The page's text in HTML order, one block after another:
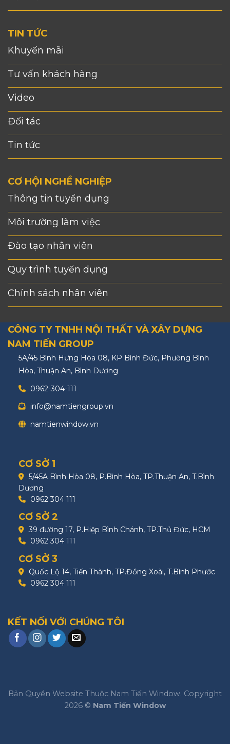
TIN TỨC
Khuyến mãi
Tư vấn khách hàng
Video
Đối tác
Tin tức
CƠ HỘI NGHỀ NGHIỆP
Thông tin tuyển dụng
Môi trường làm việc
Đào tạo nhân viên
Quy trình tuyển dụng
Chính sách nhân viên
CÔNG TY TNHH NỘI THẤT VÀ XÂY DỰNG
NAM TIẾN GROUP
5A/45 Bình Hưng Hòa 08, KP Bình Đức, Phường Bình
Hòa, Thuận An, Bình Dương
0962-304-111
info@namtiengroup.vn
namtienwindow.vn
CƠ SỞ 1
5/45A Bình Hòa 08, P.Bình Hòa, TP.Thuận An, T.Bình
Dương
0962 304 111
CƠ SỞ 2
39 đường 17, P.Hiệp Bình Chánh, TP.Thủ Đức, HCM
0962 304 111
CƠ SỞ 3
Quốc Lộ 14, Tiến Thành, TP.Đồng Xoài, T.Bình Phước
0962 304 111
KẾT NỐI VỚI CHÚNG TÔI
Bản Quyền Website Thuộc Nam Tiến Window. Copyright
2026 © Nam Tiến Window